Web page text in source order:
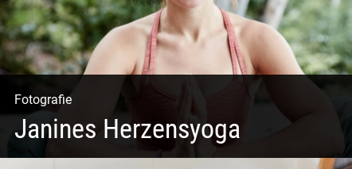
Fotografie
Janines Herzensyoga